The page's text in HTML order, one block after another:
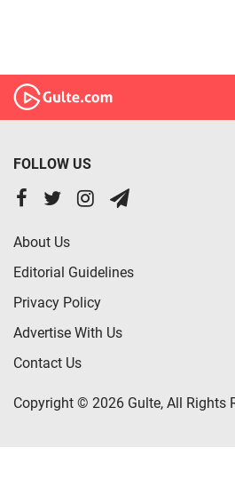
FOLLOW US
About Us
Editorial Guidelines
Privacy Policy
Advertise With Us
Contact Us
Copyright © 2026 Gulte, All Rights